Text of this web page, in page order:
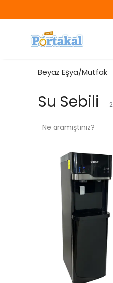
Beyaz Eşya/Mutfak
Su Sebili 2